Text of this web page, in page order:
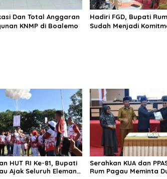
Dan Total Anggaran
KNMP di Boalemo
Hadiri FGD, Bupati
Sudah Menjadi
HUT RI Ke-81, Bupati
Ajak Seluruh Eleman
Serahkan KUA dan
Rum Pagau Meminta